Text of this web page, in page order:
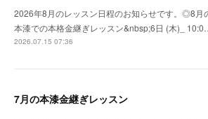
2026年8月のレッスン日程のお知らせです。◎8月
本漆での本格金継ぎレッスン&nbsp;6日 (木)_
2026.07.15 07:36
7月の本漆金継ぎレッスン